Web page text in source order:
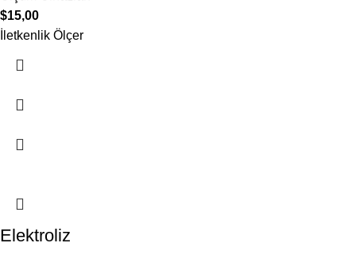
$15,00
İletkenlik Ölçer
Elektroliz